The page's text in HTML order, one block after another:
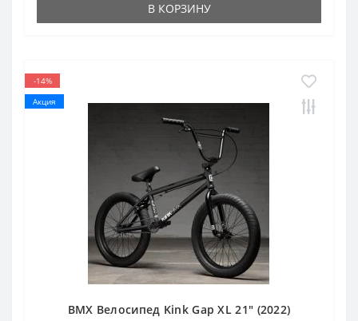
В КОРЗИНУ
-14%
Акция
BMX Велосипед Kink Gap XL 21" (2022)